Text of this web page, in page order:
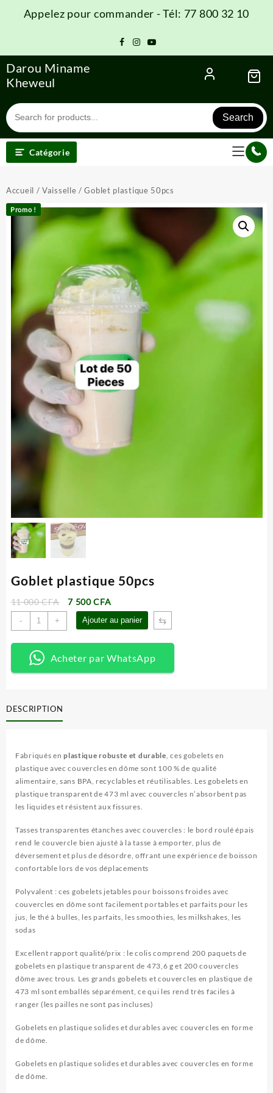
Appelez pour commander - Tél: 77 800 32 10
Darou Miname
Kheweul
Search
Catégorie
Accueil /Vaisselle / Goblet plastique 50pcs
Promo !
Goblet plastique 50pcs
11 000CFA
Le
prix
initial
000 CFA.
7 500CFALe
prix
actuel
500 CFA.
-
quantité
de
Goblet
plastique
50pcs
+ Ajouter au panier ⇆
Acheter par WhatsApp
DESCRIPTION
Fabriqués enplastique robuste et durable, ces gobelets en
plastique avec couvercles en dôme sont 100 % de qualité
alimentaire, sans BPA, recyclables et réutilisables. Les gobelets en
plastique transparent de 473 ml avec couvercles n’absorbent pas
les liquides et résistent aux fissures.
Tasses transparentes étanches avec couvercles : le bord roulé épais
rend le couvercle bien ajusté à la tasse à emporter, plus de
déversement et plus de désordre, offrant une expérience de boisson
confortable lors de vos déplacements
Polyvalent : ces gobelets jetables pour boissons froides avec
couvercles en dôme sont facilement portables et parfaits pour les
jus, le thé à bulles, les parfaits, les smoothies, les milkshakes, les
sodas
Excellent rapport qualité/prix : le colis comprend 200 paquets de
gobelets en plastique transparent de 473,6 g et 200 couvercles
dôme avec trous. Les grands gobelets et couvercles en plastique de
473 ml sont emballés séparément, ce qui les rend très faciles à
ranger (les pailles ne sont pas incluses)
Gobelets en plastique solides et durables avec couvercles en forme
de dôme.
Gobelets en plastique solides et durables avec couvercles en forme
de dôme.